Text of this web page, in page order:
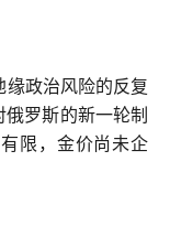
政治风险的反复
罗斯的新一轮制
限，金价尚未企